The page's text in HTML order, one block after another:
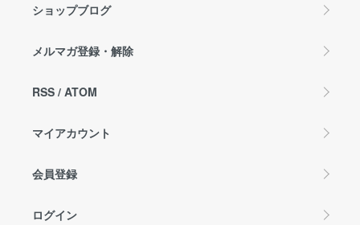
ショップブログ
メルマガ登録・解除
RSS / ATOM
マイアカウント
会員登録
ログイン